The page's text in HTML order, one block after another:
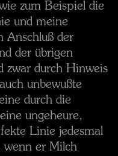
zum Beispiel die
und meine
Anschluß der
der übrigen
zwar durch Hinweis
unbewußte
durch die
ungeheure,
Linie jedesmal
wenn er Milch